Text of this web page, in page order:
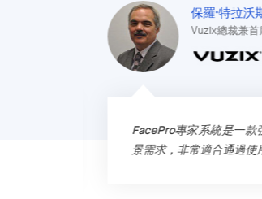
保羅·特拉沃
Vuzix總裁兼首
FacePro專家系統是一
景需求，非常適合通過使